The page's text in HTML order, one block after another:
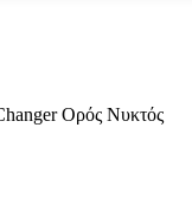
Ορός Νυκτός